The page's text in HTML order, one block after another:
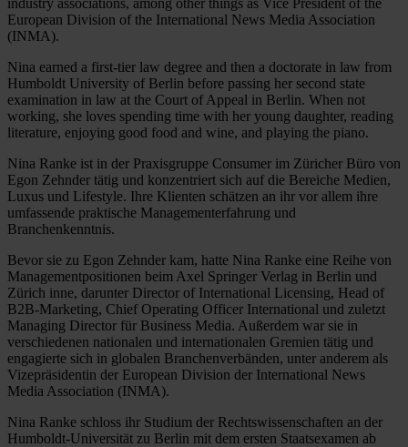
European Division of the International News Media Association
(INMA).
Nina earned a first-tier law degree and then a doctorate in law from
Humboldt University of Berlin before passing her second state
examination in law at the Court of Appeal in Berlin. When not
working, she loves spending time with her young daughter, reading
literature, enjoying good food and wine, and playing the piano.
Nina Ranke ist in der Praxisgruppe Consumer im Züricher Büro von
Egon Zehnder tätig und konzentriert sich auf die Bereiche Medien,
Luxus und Lifestyle. Ihre Klienten schätzen an ihr vor allem ihre
umfassende praktische Managementerfahrung und
Branchenkenntnis.
Bevor sie zu Egon Zehnder kam, hatte Nina Ranke eine Reihe von
Managementpositionen beim Axel Springer Verlag in Berlin und
Zürich inne, darunter Director of International Licensing, Head of
B2B-Marketing, Chief Operating Officer International und zuletzt
Managing Director für Business Media. Außerdem war sie in
verschiedenen nationalen und internationalen Gremien tätig und
engagierte sich in globalen Branchenverbänden, unter anderem als
Vizepräsidentin der European Division der International News
Media Association (INMA).
Nina Ranke schloss ihr Studium der Rechtswissenschaften an der
Humboldt-Universität zu Berlin mit dem ersten Staatsexamen ab